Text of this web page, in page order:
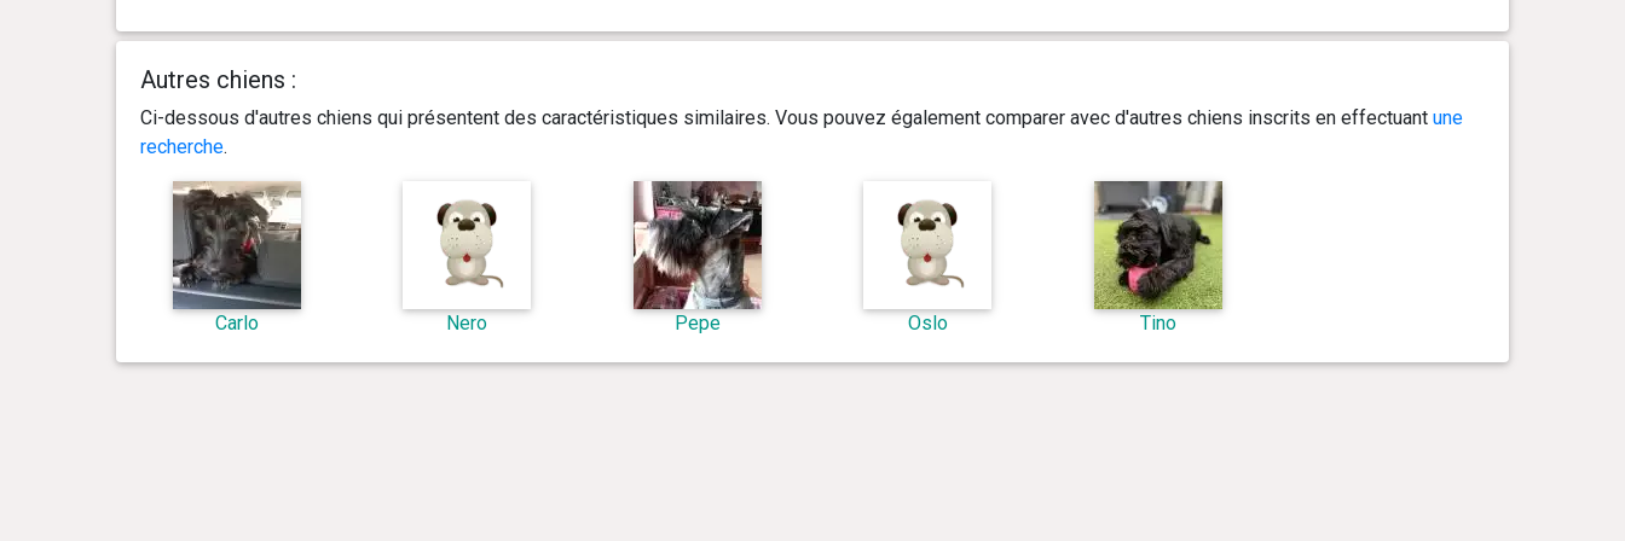
Autres chiens :
Ci-dessous d'autres chiens qui présentent des caractéristiques similaires. Vous pouvez également comparer avec d'autres chiens inscrits en effectuant une
recherche.
Carlo Nero Pepe Oslo Tino